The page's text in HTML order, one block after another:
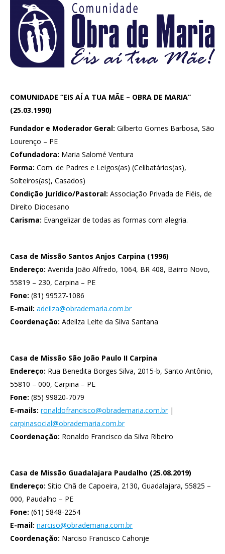
COMUNIDADE “EIS AÍ A TUA MÃE – OBRA DE MARIA”
(25.03.1990)
Fundador e Moderador Geral: Gilberto Gomes Barbosa, São
Lourenço – PE
Cofundadora: Maria Salomé Ventura
Forma: Com. de Padres e Leigos(as) (Celibatários(as),
Solteiros(as), Casados)
Condição Jurídico/Pastoral: Associação Privada de Fiéis, de
Direito Diocesano
Carisma: Evangelizar de todas as formas com alegria.
Casa de Missão Santos Anjos Carpina (1996)
Endereço: Avenida João Alfredo, 1064, BR 408, Bairro Novo,
55819 – 230, Carpina – PE
Fone: (81) 99527-1086
E-mail: adeilza@obrademaria.com.br
Coordenação: Adeilza Leite da Silva Santana
Casa de Missão São João Paulo II Carpina
Endereço: Rua Benedita Borges Silva, 2015-b, Santo Antônio,
55810 – 000, Carpina – PE
Fone: (85) 99820-7079
E-mails: ronaldofrancisco@obrademaria.com.br|
carpinasocial@obrademaria.com.br
Coordenação: Ronaldo Francisco da Silva Ribeiro
Casa de Missão Guadalajara Paudalho (25.08.2019)
Endereço: Sítio Chã de Capoeira, 2130, Guadalajara, 55825 –
000, Paudalho – PE
Fone: (61) 5848-2254
E-mail: narciso@obrademaria.com.br
Coordenação: Narciso Francisco Cahonje